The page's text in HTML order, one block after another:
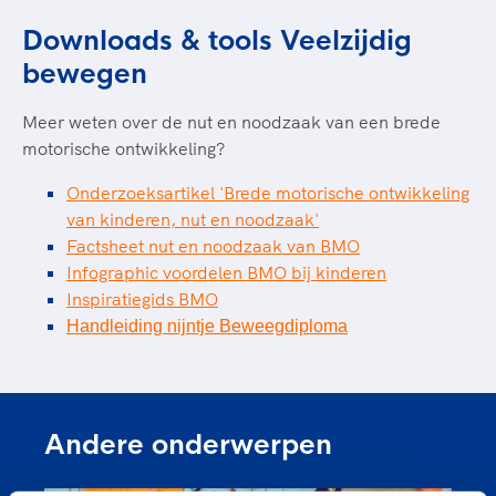
Downloads & tools Veelzijdig
bewegen
Meer weten over de nut en noodzaak van een brede
motorische ontwikkeling?
Onderzoeksartikel 'Brede motorische ontwikkeling
van kinderen, nut en noodzaak'
Factsheet nut en noodzaak van BMO
Infographic voordelen BMO bij kinderen
Inspiratiegids BMO
Handleiding nijntje Beweegdiploma
Andere onderwerpen